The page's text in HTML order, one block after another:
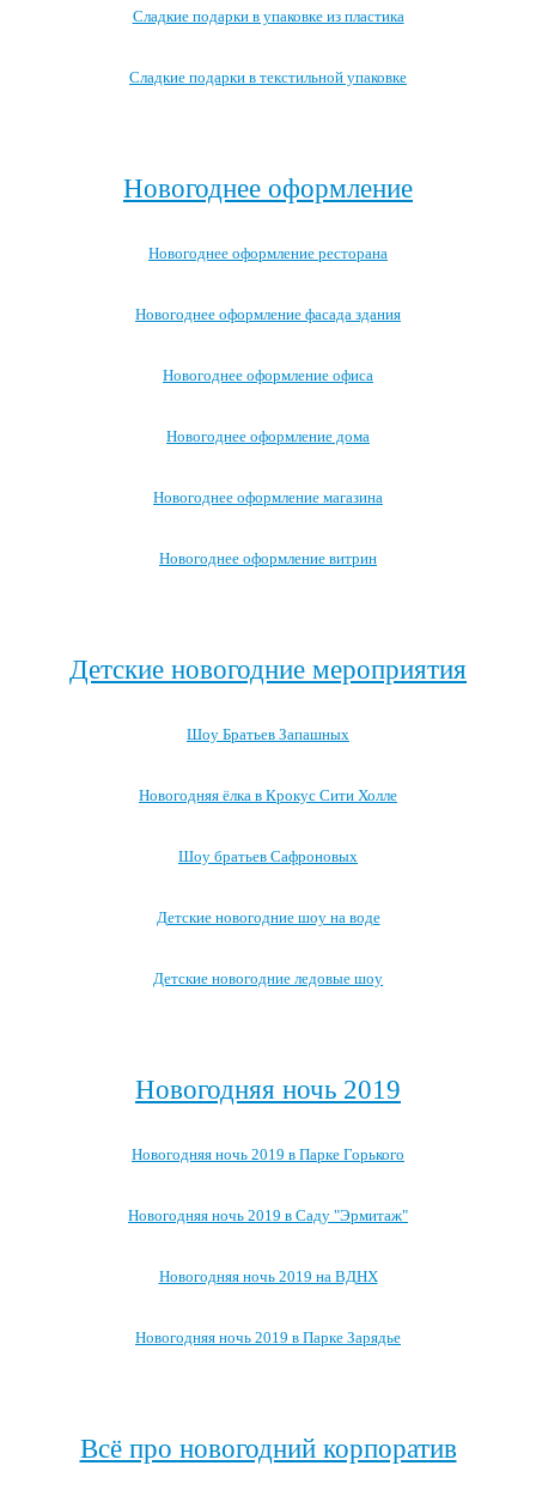
Сладкие подарки в упаковке из пластика
Сладкие подарки в текстильной упаковке
Новогоднее оформление
Новогоднее оформление ресторана
Новогоднее оформление фасада здания
Новогоднее оформление офиса
Новогоднее оформление дома
Новогоднее оформление магазина
Новогоднее оформление витрин
Детские новогодние мероприятия
Шоу Братьев Запашных
Новогодняя ёлка в Крокус Сити Холле
Шоу братьев Сафроновых
Детские новогодние шоу на воде
Детские новогодние ледовые шоу
Новогодняя ночь 2019
Новогодняя ночь 2019 в Парке Горького
Новогодняя ночь 2019 в Саду "Эрмитаж"
Новогодняя ночь 2019 на ВДНХ
Новогодняя ночь 2019 в Парке Зарядье
Всё про новогодний корпоратив